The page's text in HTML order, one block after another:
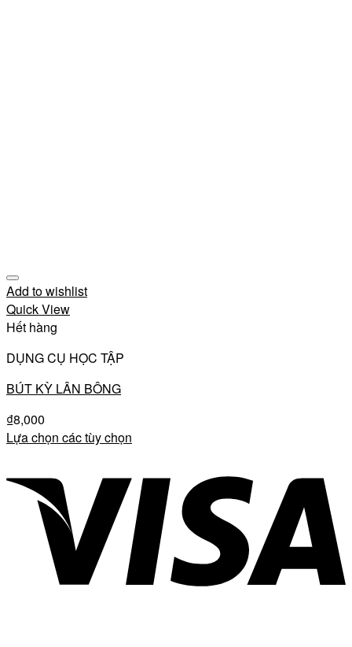
Add to wishlist
Quick View
Hết hàng
DỤNG CỤ HỌC TẬP
BÚT KỲ LÂN BÔNG
₫8,000
Lựa chọn các tùy chọn